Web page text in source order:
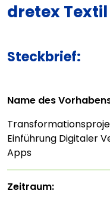
dretex
Steckbrief:
Name des
Einführung Digitaler
Apps
Zeitraum: